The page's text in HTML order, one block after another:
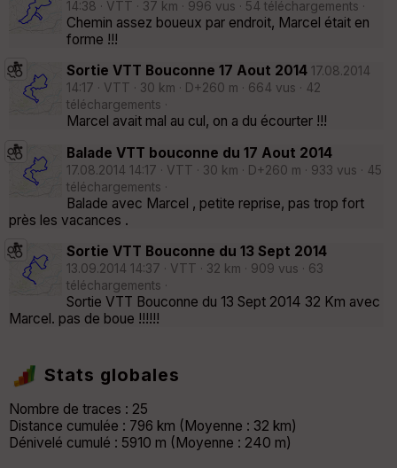
14:38 · VTT · 37 km · 996 vus · 54 téléchargements ·
Chemin assez boueux par endroit, Marcel était en
forme !!!
Sortie VTT Bouconne 17 Aout 2014 17.08.2014
14:17 · VTT · 30 km · D+260 m · 664 vus · 42
téléchargements ·
Marcel avait mal au cul, on a du écourter !!!
Balade VTT bouconne du 17 Aout 2014
17.08.2014 14:17 · VTT · 30 km · D+260 m · 933 vus · 45
téléchargements ·
Balade avec Marcel , petite reprise, pas trop fort
près les vacances .
Sortie VTT Bouconne du 13 Sept 2014
13.09.2014 14:37 · VTT · 32 km · 909 vus · 63
téléchargements ·
Sortie VTT Bouconne du 13 Sept 2014 32 Km avec
Marcel. pas de boue !!!!!!
Stats globales
Nombre de traces : 25
Distance cumulée : 796 km (Moyenne : 32 km)
Dénivelé cumulé : 5910 m (Moyenne : 240 m)